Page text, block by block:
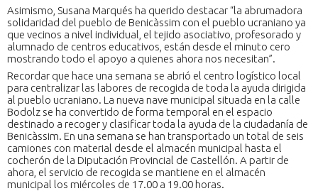
Asimismo, Susana Marqués ha querido destacar “la abrumadora
solidaridad del pueblo de Benicàssim con el pueblo ucraniano ya
que vecinos a nivel individual, el tejido asociativo, profesorado y
alumnado de centros educativos, están desde el minuto cero
mostrando todo el apoyo a quienes ahora nos necesitan”.
Recordar que hace una semana se abrió el centro logístico local
para centralizar las labores de recogida de toda la ayuda dirigida
al pueblo ucraniano. La nueva nave municipal situada en la calle
Bodolz se ha convertido de forma temporal en el espacio
destinado a recoger y clasificar toda la ayuda de la ciudadanía de
Benicàssim. En una semana se han transportado un total de seis
camiones con material desde el almacén municipal hasta el
cocherón de la Diputación Provincial de Castellón. A partir de
ahora, el servicio de recogida se mantiene en el almacén
municipal los miércoles de 17.00 a 19.00 horas.